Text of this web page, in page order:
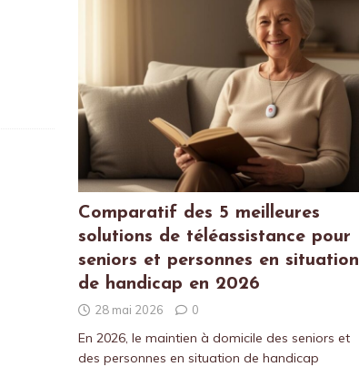
Comparatif des 5 meilleures
solutions de téléassistance pour
seniors et personnes en situation
de handicap en 2026
28 mai 2026 0
En 2026, le maintien à domicile des seniors et
des personnes en situation de handicap